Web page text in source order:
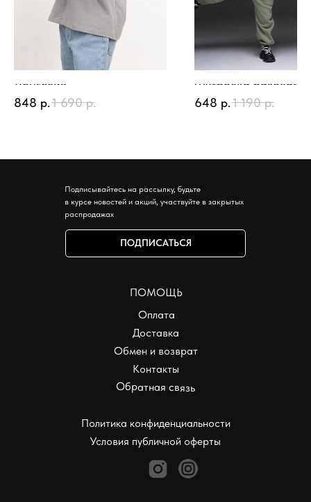
Лонгслив
848 р.1 690 р.
Футболка базовая
648 р.1 190 р.
Подписывайтесь на рассылку, будьте
в курсе новостей и акций, участвуйте в закрытых
распродажах
ПОДПИСАТЬСЯ
ПОМОЩЬ
Оплата
Доставка
Контакты
Обмен и возврат
Обратная связь
Политика конфиденциальности
Условия публичной оферты